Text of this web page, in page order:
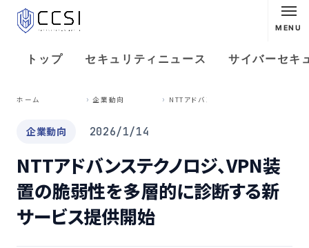
MENU
トップ セキュリティニュース サイバーセキ
ホーム 企業動向
企業動向 2026/1/14
NTTアドバンステクノロジ、VPN装
置の脆弱性を多層的に診断する新
サービス提供開始